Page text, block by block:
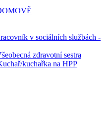
v sociálních službách -
zdravotní sestra
kuchařka na HPP